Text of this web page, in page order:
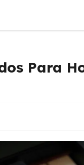
Para